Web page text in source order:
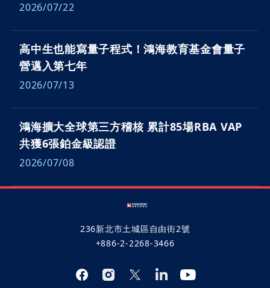
2026/07/22
高中生也能寫量子程式！鴻海教育基金會量子
營邁入第七年
2026/07/13
鴻海擴大全球第三方稽核 累計85場RBA VAP
共獲6張鉑金級認證
2026/07/08
236新北市土城區自由街2號
+886-2-2268-3466